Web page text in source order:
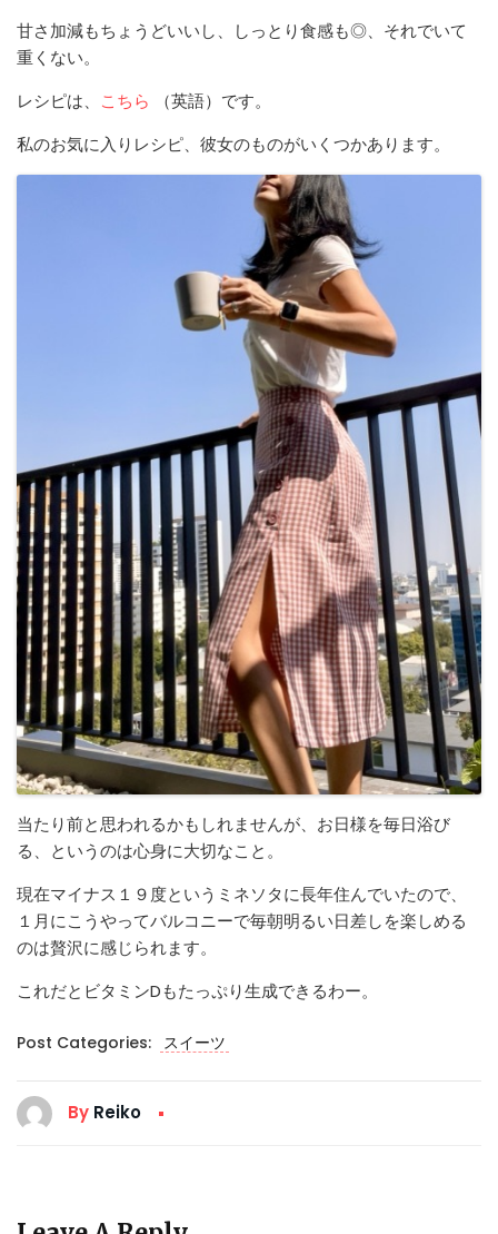
甘さ加減もちょうどいいし、しっとり食感も◎、それでいて
重くない。
レシピは、 こちら （英語）です。
私のお気に入りレシピ、彼女のものがいくつかあります。
当たり前と思われるかもしれませんが、お日様を毎日浴び
る、というのは心身に大切なこと。
現在マイナス１９度というミネソタに長年住んでいたので、
１月にこうやってバルコニーで毎朝明るい日差しを楽しめる
のは贅沢に感じられます。
これだとビタミンDもたっぷり生成できるわー。
Post Categories: スイーツ
By Reiko